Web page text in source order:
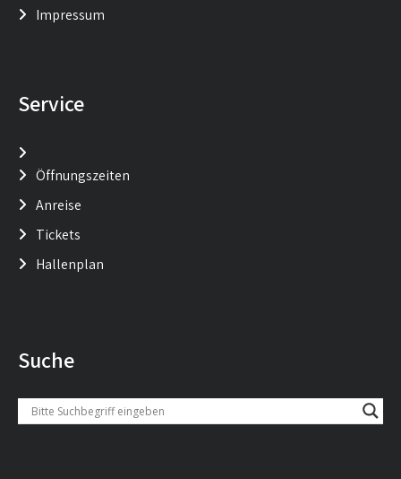
Impressum
Service
Öffnungszeiten
Anreise
Tickets
Hallenplan
Suche